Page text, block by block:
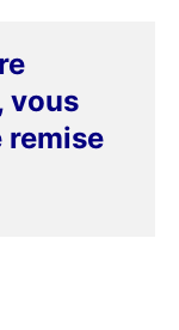
vous
remise